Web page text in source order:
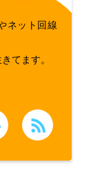
ネット回線
てます。